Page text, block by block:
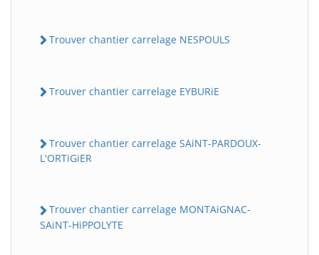
Trouver chantier carrelage NESPOULS
Trouver chantier carrelage EYBURiE
Trouver chantier carrelage SAiNT-PARDOUX-
L'ORTiGiER
Trouver chantier carrelage MONTAiGNAC-
SAiNT-HiPPOLYTE